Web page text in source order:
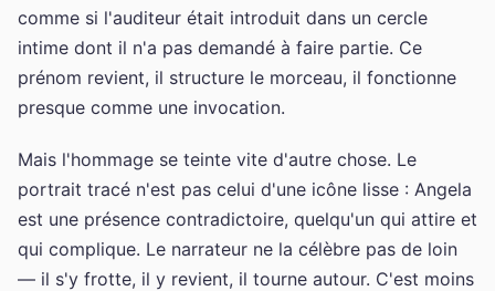
comme si l'auditeur était introduit dans un cercle
intime dont il n'a pas demandé à faire partie. Ce
prénom revient, il structure le morceau, il fonctionne
presque comme une invocation.
Mais l'hommage se teinte vite d'autre chose. Le
portrait tracé n'est pas celui d'une icône lisse : Angela
est une présence contradictoire, quelqu'un qui attire et
qui complique. Le narrateur ne la célèbre pas de loin
— il s'y frotte, il y revient, il tourne autour. C'est moins